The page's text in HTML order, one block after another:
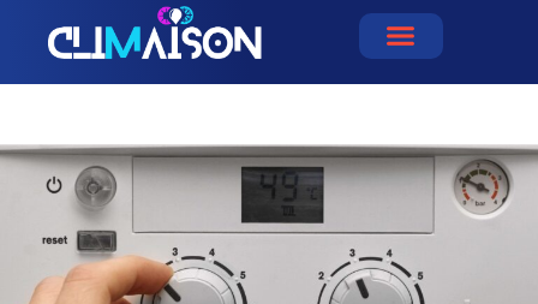
contenu